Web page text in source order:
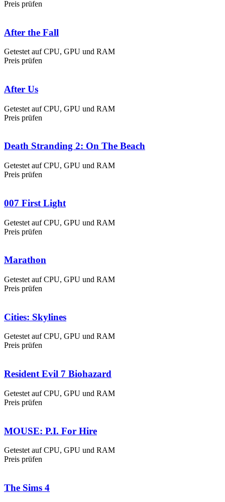
Preis prüfen
After the Fall
Getestet auf CPU, GPU und RAM
Preis prüfen
After Us
Getestet auf CPU, GPU und RAM
Preis prüfen
Death Stranding 2: On The Beach
Getestet auf CPU, GPU und RAM
Preis prüfen
007 First Light
Getestet auf CPU, GPU und RAM
Preis prüfen
Marathon
Getestet auf CPU, GPU und RAM
Preis prüfen
Cities: Skylines
Getestet auf CPU, GPU und RAM
Preis prüfen
Resident Evil 7 Biohazard
Getestet auf CPU, GPU und RAM
Preis prüfen
MOUSE: P.I. For Hire
Getestet auf CPU, GPU und RAM
Preis prüfen
The Sims 4